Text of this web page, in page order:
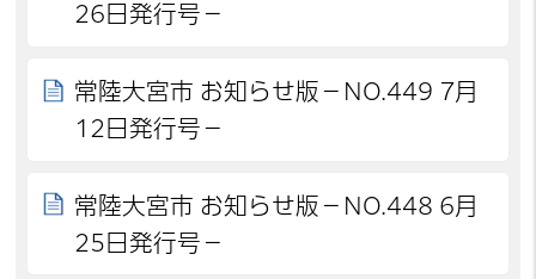
26日発行号－
常陸大宮市 お知らせ版－NO.449 7月
12日発行号－
常陸大宮市 お知らせ版－NO.448 6月
25日発行号－